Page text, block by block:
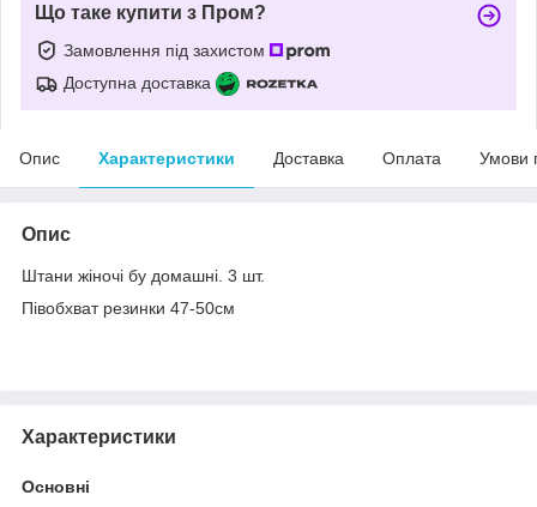
Що таке купити з Пром?
Замовлення під захистом
Доступна доставка
Опис Характеристики Доставка Оплата Умови
Опис
Штани жіночі бу домашні. 3 шт.
Півобхват резинки 47-50см
Характеристики
Основні